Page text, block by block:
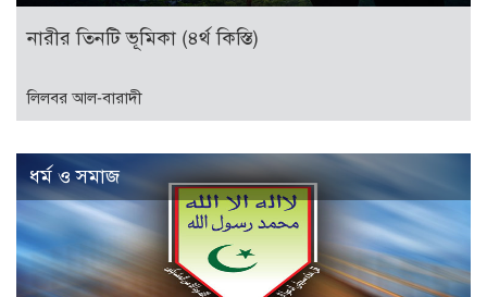
নারীর তিনটি ভূমিকা (৪র্থ কিস্তি)
লিলবর আল-বারাদী
ধর্ম ও সমাজ